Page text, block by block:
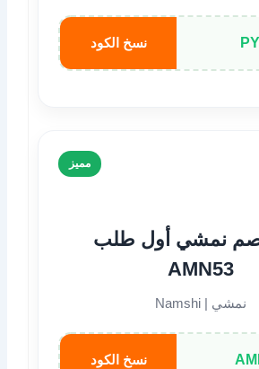
نسخ الكود
مميز
نمشي أول طلب
AMN53
نمشي | Namshi
نسخ الكود